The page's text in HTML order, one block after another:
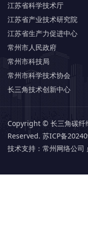
江苏省科学技术厅
江苏省产业技术研究院
江苏省生产力促进中心
常州市人民政府
常州市科技局
常州市科学技术协会
长三角技术创新中心
Copyright © 长三角碳纤
Reserved. 苏ICP备
技术支持： 常州网络公司